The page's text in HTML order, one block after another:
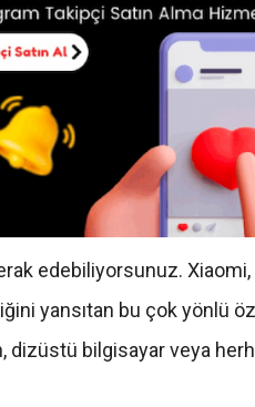
edebiliyorsunuz. Xiaomi,
yansıtan bu çok yönlü
dizüstü bilgisayar veya